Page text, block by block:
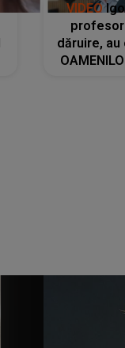
VIDEO
dăruire, au